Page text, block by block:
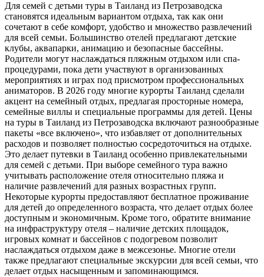
Для семей с детьми туры в Таиланд из Петрозаводска
становятся идеальным вариантом отдыха, так как они
сочетают в себе комфорт, удобство и множество развлечений
для всей семьи. Большинство отелей предлагают детские
клубы, аквапарки, анимацию и безопасные бассейны.
Родители могут наслаждаться пляжным отдыхом или спа-
процедурами, пока дети участвуют в организованных
мероприятиях и играх под присмотром профессиональных
аниматоров. В 2026 году многие курорты Таиланд сделали
акцент на семейный отдых, предлагая просторные номера,
семейные виллы и специальные программы для детей. Цены
на туры в Таиланд из Петрозаводска включают разнообразные
пакеты «все включено», что избавляет от дополнительных
расходов и позволяет полностью сосредоточиться на отдыхе.
Это делает путевки в Таиланд особенно привлекательными
для семей с детьми. При выборе семейного тура важно
учитывать расположение отеля относительно пляжа и
наличие развлечений для разных возрастных групп.
Некоторые курорты предоставляют бесплатное проживание
для детей до определенного возраста, что делает отдых более
доступным и экономичным. Кроме того, обратите внимание
на инфраструктуру отеля – наличие детских площадок,
игровых комнат и бассейнов с подогревом позволит
наслаждаться отдыхом даже в межсезонье. Многие отели
также предлагают специальные экскурсии для всей семьи, что
делает отдых насыщенным и запоминающимся.